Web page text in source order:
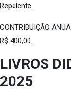
Repelente.
CONTRIBUIÇÃO
R$ 400,00.
LIVROS
2025